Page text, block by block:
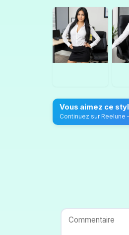
Vous aimez ce